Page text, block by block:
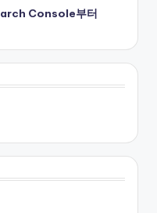
Console부터